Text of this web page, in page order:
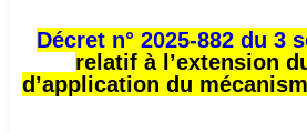
Décret n° 2025-882 du 3
relatif à l’extension
d’application du